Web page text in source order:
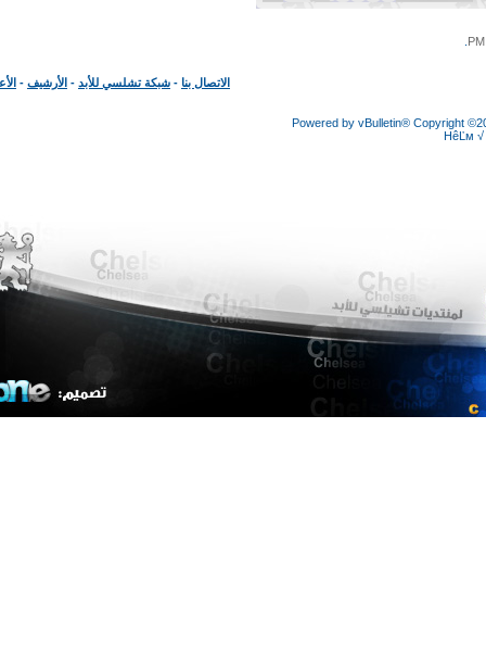
الاتصال بنا- شبكة تشلسي للأبد -الأرشيف-الأعلى
Powered by vBulletin®